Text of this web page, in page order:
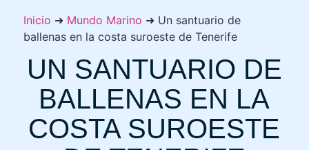
Inicio ➜ Mundo Marino ➜ Un santuario de
ballenas en la costa suroeste de Tenerife
UN SANTUARIO DE
BALLENAS EN LA
COSTA SUROESTE